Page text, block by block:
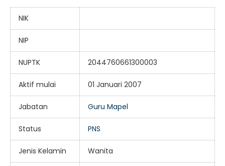
NIK
NIP
NUPTK 2044760661300003
Aktif mulai 01 Januari 2007
Jabatan Guru Mapel
Status PNS
Jenis Kelamin Wanita